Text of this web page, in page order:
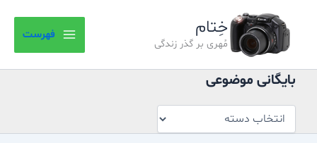
خِتام
مُهری بر گذر زندگی
فهرست
بایگانی موضوعی
موضوعی